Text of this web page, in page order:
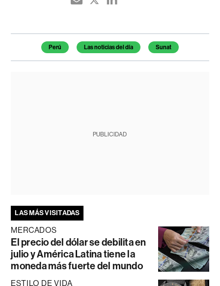
Temas de este artículo
Perú Las noticias del día Sunat
PUBLICIDAD
LAS MÁS VISITADAS
MERCADOS
El precio del dólar se debilita en
julio y América Latina tiene la
moneda más fuerte del mundo
ESTILO DE VIDA